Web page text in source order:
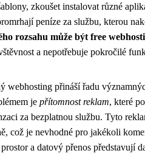
zkoušet instalovat různé
peníze za službu, kterou
rozsahu může být free
a nepotřebuje pokročilé
webhosting přináší řadu
je přítomnost reklam, které
za bezplatnou službu. Tyto
což je nevhodné pro jakékoli
a datový přenos představují